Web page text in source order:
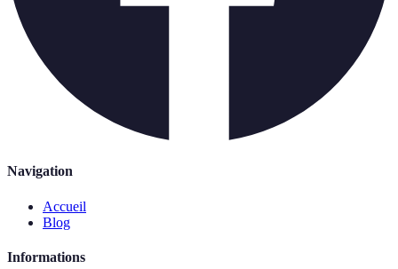
Navigation
Accueil
Blog
Informations